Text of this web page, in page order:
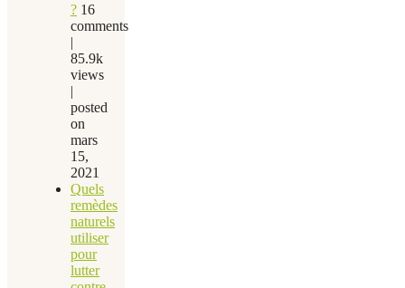
? 16
comments
|
85.9k
views
|
posted
on
mars
15,
2021
Quels
remèdes
naturels
utiliser
pour
lutter